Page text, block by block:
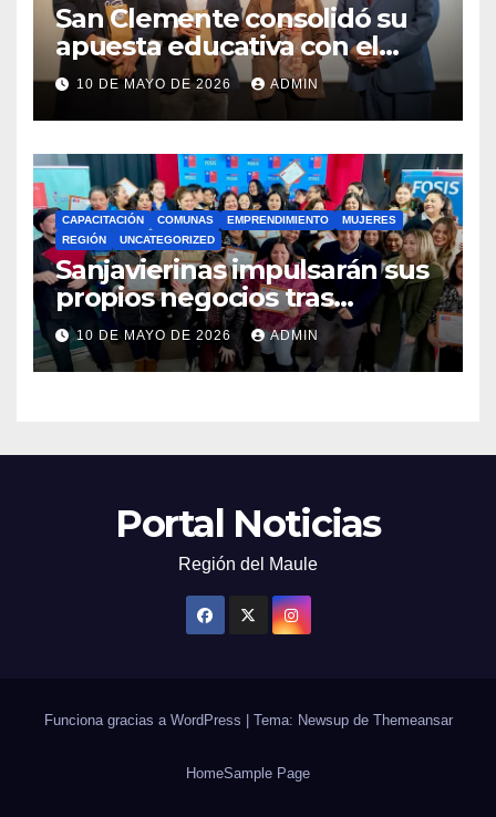
San Clemente consolidó su
apuesta educativa con el
lanzamiento del
Preuniversitario Brotes 2026
10 DE MAYO DE 2026 ADMIN
CAPACITACIÓN COMUNAS EMPRENDIMIENTO
MUJERES
REGIÓN
UNCATEGORIZED
Sanjavierinas impulsarán sus
propios negocios tras
capacitarse junto al FOSIS
10 DE MAYO DE 2026 ADMIN
Portal Noticias
Región del Maule
Funciona gracias a WordPress Tema: Newsup de Themeansar
HomeSample Page